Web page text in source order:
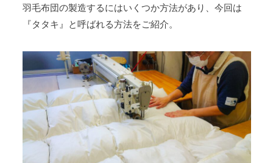
羽毛布団の製造するにはいくつか方法があり、今回は
『タタキ』と呼ばれる方法をご紹介。